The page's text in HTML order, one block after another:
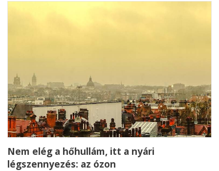
Nem elég a hőhullám, itt a nyári
légszennyezés: az ózon